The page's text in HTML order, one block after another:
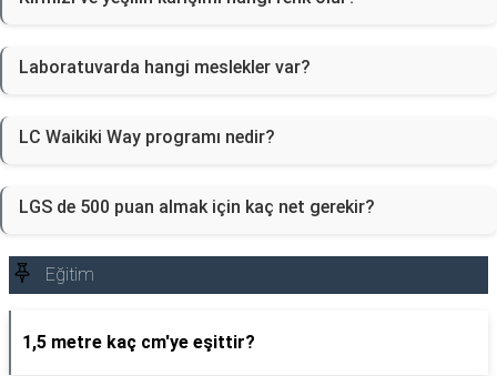
Laboratuvarda hangi meslekler var?
LC Waikiki Way programı nedir?
LGS de 500 puan almak için kaç net gerekir?
Eğitim
1,5 metre kaç cm'ye eşittir?